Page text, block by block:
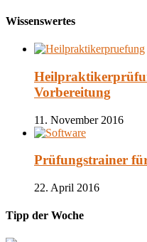
Wissenswertes
Vorbereitung
11. November 2016
Prüfungstrainer
22. April 2016
Tipp der Woche